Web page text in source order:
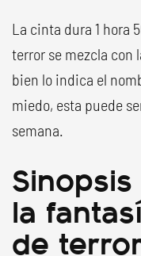
La cinta dura 1 hora
terror se mezcla con
bien lo indica el
miedo, esta puede
semana.
la
de